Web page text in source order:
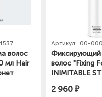
волос
мл Hair
Артикул: 00-
Фиксирующий
волос "Fixing
INIMITABLE
магазине
2 960 ₽